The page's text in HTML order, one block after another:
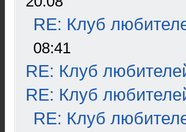
RE: Клуб
08:41
RE: Клуб
RE: Клуб
RE: Клуб